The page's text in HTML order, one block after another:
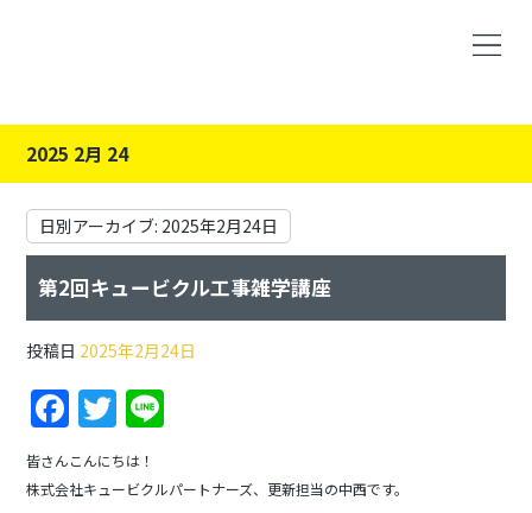
2025 2月 24
日別アーカイブ: 2025年2月24日
第2回キュービクル工事雑学講座
投稿日 2025年2月24日
F
a
c
T
w
itt e
皆さんこんにちは！
株式会社キュービクルパートナーズ、更新担当の中西です。